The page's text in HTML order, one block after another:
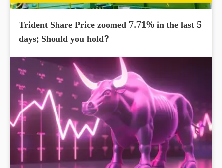
Trident Share Price zoomed 7.71% in the last 5
days; Should you hold?